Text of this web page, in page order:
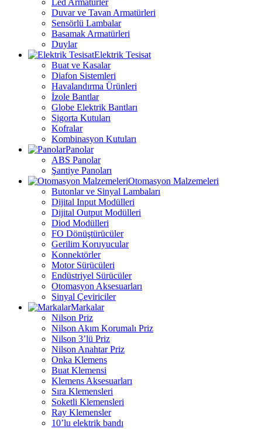
Led Armatürler
Duvar ve Tavan Armatürleri
Sensörlü Lambalar
Basamak Armatürleri
Duylar
Elektrik Tesisat
Buat ve Kasalar
Diafon Sistemleri
Havalandırma Ürünleri
İzole Bantlar
Globe Elektrik Bantları
Sigorta Kutuları
Kofralar
Kombinasyon Kutuları
Panolar
ABS Panolar
Şantiye Panoları
Otomasyon Malzemeleri
Butonlar ve Sinyal Lambaları
Dijital Input Modülleri
Dijital Output Modülleri
Diod Modülleri
FO Dönüştürücüler
Gerilim Koruyucular
Konnektörler
Motor Sürücüleri
Endüstriyel Sürücüler
Otomasyon Aksesuarları
Sinyal Çeviriciler
Markalar
Nilson Priz
Nilson Akım Korumalı Priz
Nilson 3’lü Priz
Nilson Anahtar Priz
Onka Klemens
Buat Klemensi
Klemens Aksesuarları
Sıra Klemensleri
Soketli Klemensleri
Ray Klemensler
10’lu elektrik bandı